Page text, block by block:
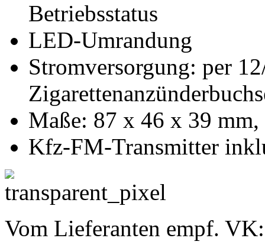
Betriebsstatus
LED-Umrandung
Stromversorgung: per
Maße: 87 x 46 x 39
Kfz-FM-Transmitter
Vom Lieferanten empf.